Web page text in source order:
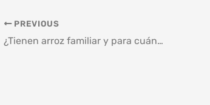
PREVIOUS
¿Tienen arroz familiar y para cuántas personas alcanza?